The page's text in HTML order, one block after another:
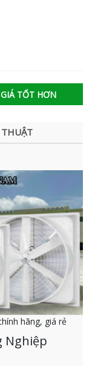
TỐT HƠN
THUẬT
hãng, giá rẻ
Nghiệp